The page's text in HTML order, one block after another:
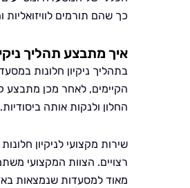
כך שהם תורמים
איך מתבצע תהליך
בתהליך ניקיון חלונות
הקיימים, לאחר מכן מתבצע
החלון ולנקות אותה ביסודיות.
שירות מקצועי לניקיון
רצויים. הצוות המקצועי
מאוד למסעדות שנמצאות